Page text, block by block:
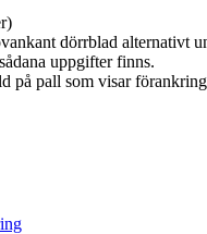
dörrblad alternativt
uppgifter finns.
på pall som visar